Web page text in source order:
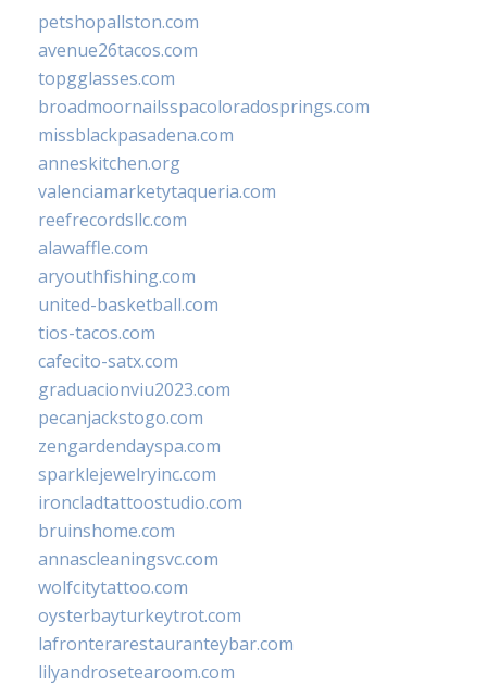
petshopallston.com
avenue26tacos.com
topgglasses.com
broadmoornailsspacoloradosprings.com
missblackpasadena.com
anneskitchen.org
valenciamarketytaqueria.com
reefrecordsllc.com
alawaffle.com
aryouthfishing.com
united-basketball.com
tios-tacos.com
cafecito-satx.com
graduacionviu2023.com
pecanjackstogo.com
zengardendayspa.com
sparklejewelryinc.com
ironcladtattoostudio.com
bruinshome.com
annascleaningsvc.com
wolfcitytattoo.com
oysterbayturkeytrot.com
lafronterarestauranteybar.com
lilyandrosetearoom.com